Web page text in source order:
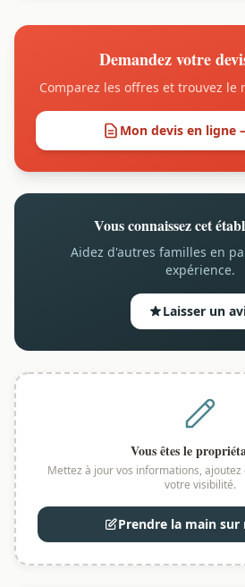
Demandez votre
Comparez les offres et trouvez le
Mon devis en ligne
Vous connaissez cet
Aidez d'autres familles en
expérience.
Laisser un
Vous êtes le
Mettez à jour vos informations, ajoutez
votre visibilité.
Prendre la main sur